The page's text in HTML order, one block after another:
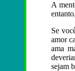
A
Se
amor
ama
sejam